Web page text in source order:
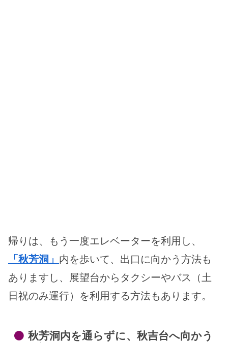
帰りは、もう一度エレベーターを利用し、
「秋芳洞」 内を歩いて、出口に向かう方法も
ありますし、展望台からタクシーやバス（土
日祝のみ運行）を利用する方法もあります。
秋芳洞内を通らずに、秋吉台へ向かう